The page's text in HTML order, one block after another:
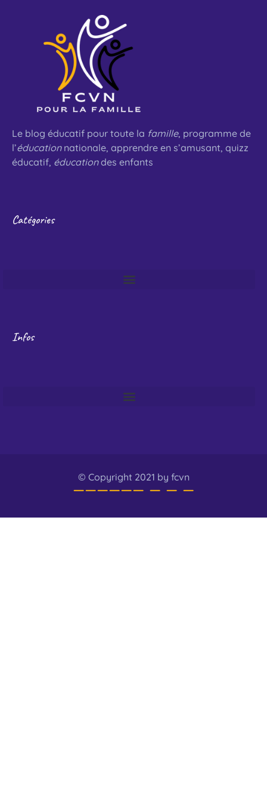
Le blog éducatif pour toute la famille, programme de
l’éducationnationale, apprendre en s’amusant, quizz
éducatif, éducationdes enfants
Catégories
Infos
© Copyright 2021 by fcvn